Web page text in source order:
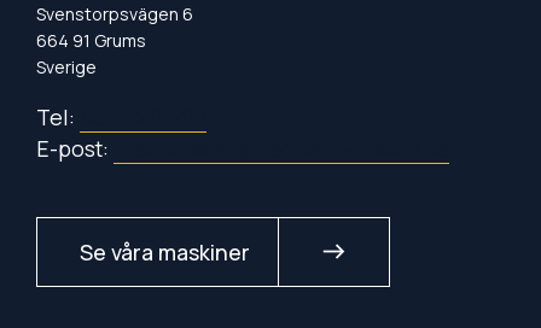
Svenstorpsvägen 6
664 91 Grums
Sverige
Tel:
E-post:
Se våra maskiner east